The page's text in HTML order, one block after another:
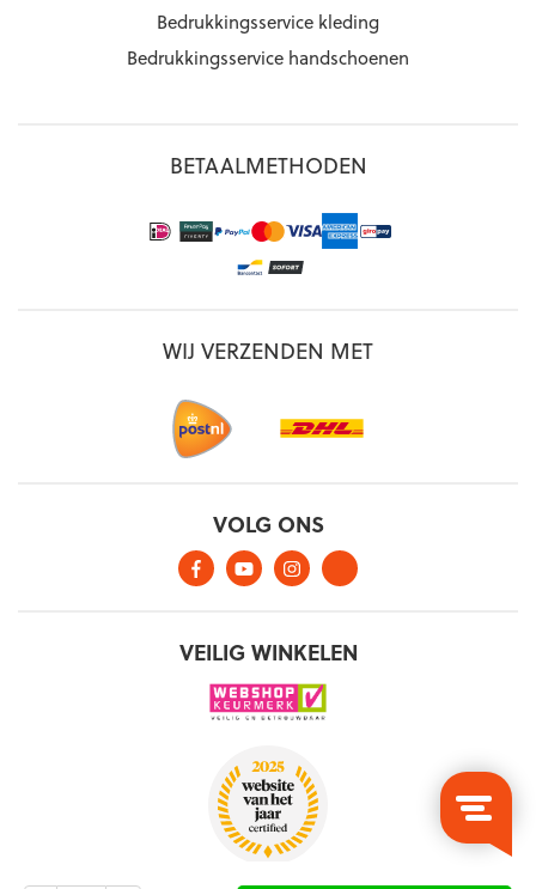
Bedrukkingsservice kleding
Bedrukkingsservice handschoenen
BETAALMETHODEN
WIJ VERZENDEN MET